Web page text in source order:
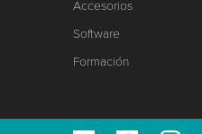
Accesorios
Software
Formación